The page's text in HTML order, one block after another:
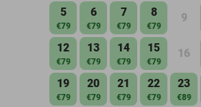
5
€79
6
€79
7
€79
8
€79
9
12
€79
13
€79
14
€79
15
€79
16
19
€79
20
€79
21
€79
22
€79
23
€89